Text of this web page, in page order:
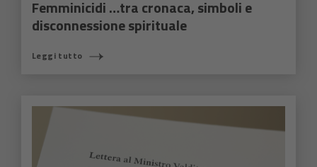
Femminicidi …tra cronaca, simboli e
disconnessione spirituale
Leggi tutto